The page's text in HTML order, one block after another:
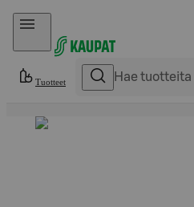
Hyppää sisältöön
Tuotteet